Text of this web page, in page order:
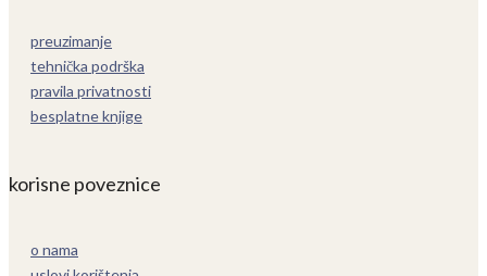
preuzimanje
tehnička podrška
pravila privatnosti
besplatne knjige
korisne poveznice
o nama